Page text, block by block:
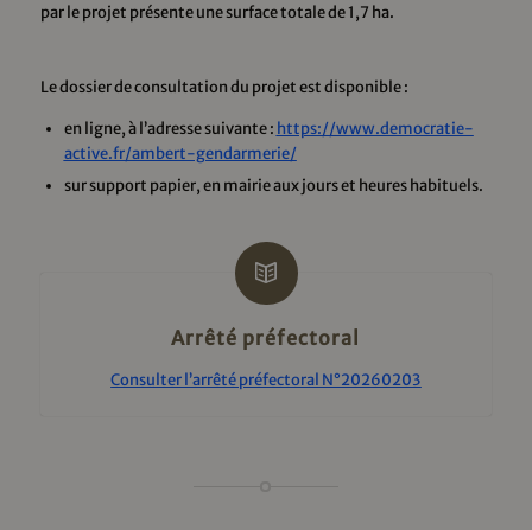
par le projet présente une surface totale de 1,7 ha.
Le dossier de consultation du projet est disponible :
en ligne, à l’adresse suivante : https://www.democratie-
active.fr/ambert-gendarmerie/
sur support papier, en mairie aux jours et heures habituels.
Arrêté préfectoral
Consulter l’arrêté préfectoral N°20260203